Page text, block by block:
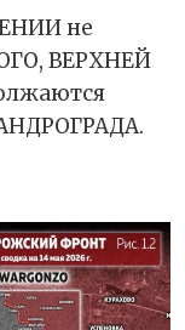
не
ВЕРХНЕЙ